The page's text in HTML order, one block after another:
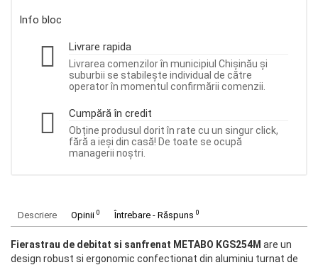
Info bloc
Livrare rapida
Livrarea comenzilor în municipiul Chișinău și
suburbii se stabilește individual de către
operator în momentul confirmării comenzii.
Cumpără în credit
Obține produsul dorit în rate cu un singur click,
fără a ieși din casă! De toate se ocupă
managerii noștri.
Descriere Opinii 0 Întrebare - Răspuns 0
Fierastrau de debitat si sanfrenat METABO KGS254M are un
design robust si ergonomic confectionat din aluminiu turnat de